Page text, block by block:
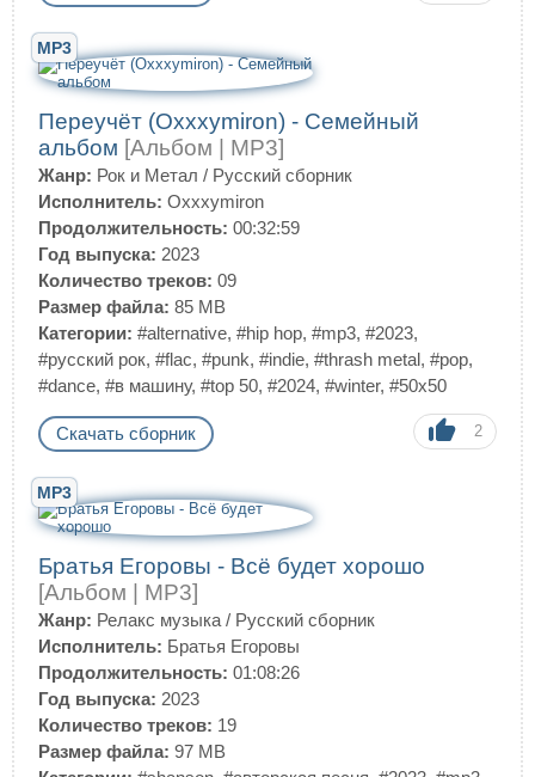
MP3
Переучёт (Oxxxymiron) - Семейный
альбом [Альбом | MP3]
Жанр: Рок и Метал / Русский сборник
Исполнитель: Oxxxymiron
Продолжительность: 00:32:59
Год выпуска: 2023
Количество треков: 09
Размер файла: 85 MB
Категории: #alternative, #hip hop, #mp3, #2023,
#русский рок, #flac, #punk, #indie, #thrash metal, #pop,
#dance, #в машину, #top 50, #2024, #winter, #50x50
Скачать сборник 2
MP3
Братья Егоровы - Всё будет хорошо
[Альбом | MP3]
Жанр: Релакс музыка / Русский сборник
Исполнитель: Братья Егоровы
Продолжительность: 01:08:26
Год выпуска: 2023
Количество треков: 19
Размер файла: 97 MB